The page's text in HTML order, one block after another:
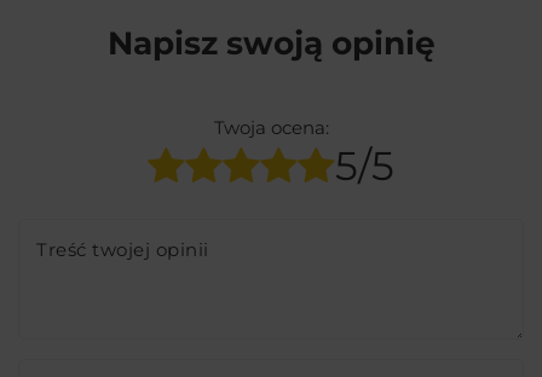
Napisz swoją opinię
Twoja ocena:
5/5
Treść twojej opinii